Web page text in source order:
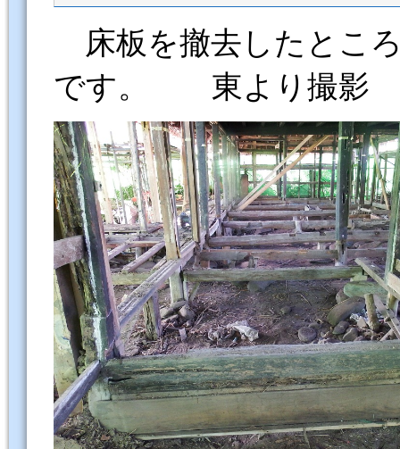
床板を撤去したとこ
です。 東より撮影